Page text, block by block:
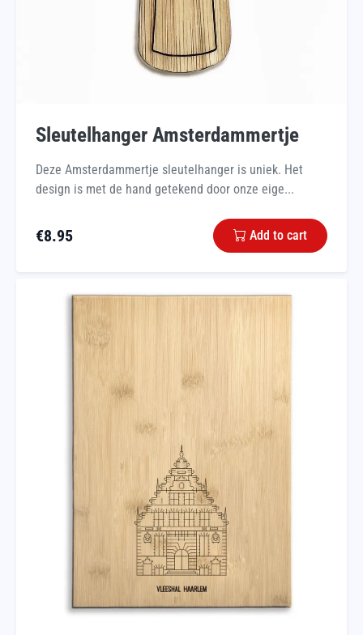
Sleutelhanger Amsterdammertje
Deze Amsterdammertje sleutelhanger is uniek. Het
design is met de hand getekend door onze eige...
€8.95 Add to cart